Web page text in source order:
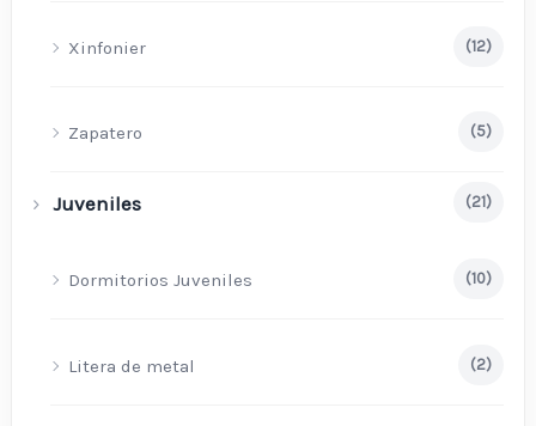
Xinfonier (12)
Zapatero (5)
Juveniles (21)
Dormitorios Juveniles (10)
Litera de metal (2)